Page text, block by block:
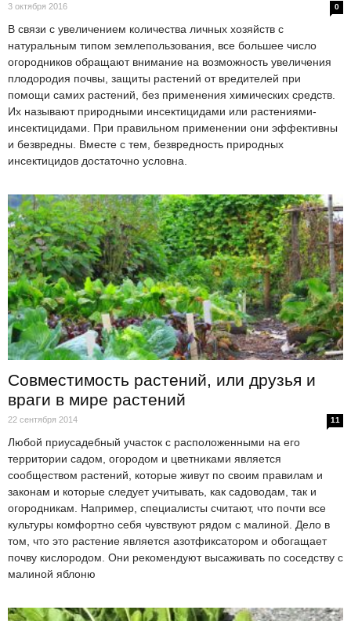
3 октября 2016 0
В связи с увеличением количества личных хозяйств с
натуральным типом землепользования, все большее число
огородников обращают внимание на возможность увеличения
плодородия почвы, защиты растений от вредителей при
помощи самих растений, без применения химических средств.
Их называют природными инсектицидами или растениями-
инсектицидами. При правильном применении они эффективны
и безвредны. Вместе с тем, безвредность природных
инсектицидов достаточно условна.
Совместимость растений, или друзья и
враги в мире растений
22 сентября 2014 11
Любой приусадебный участок с расположенными на его
территории садом, огородом и цветниками является
сообществом растений, которые живут по своим правилам и
законам и которые следует учитывать, как садоводам, так и
огородникам. Например, специалисты считают, что почти все
культуры комфортно себя чувствуют рядом с малиной. Дело в
том, что это растение является азотфиксатором и обогащает
почву кислородом. Они рекомендуют высаживать по соседству с
малиной яблоню